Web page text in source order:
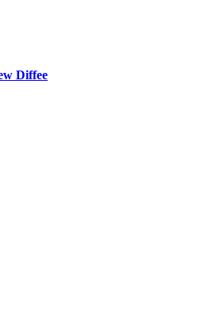
Diffee